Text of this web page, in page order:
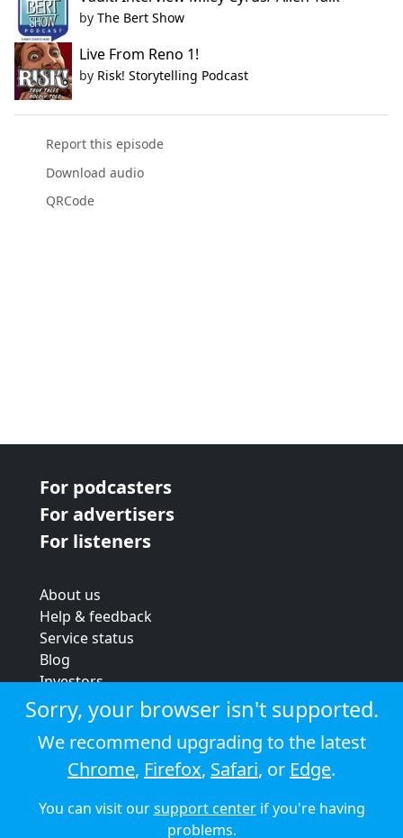
by The Bert Show
Live From Reno 1!
by Risk! Storytelling Podcast
Report this episode
Download audio
QRCode
For podcasters
For advertisers
For listeners
About us
Help & feedback
Service status
Blog
Investors
Strategic review
Terms & conditions
Privacy policy
Cookie policy
© 2026 Audioboom
Sorry, your browser isn't supported.
We recommend upgrading to the latest
Chrome, Firefox, Safari, or Edge.
You can visit oursupport centerif you're having
problems.